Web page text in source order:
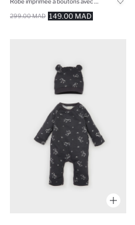
149.00 MAD
299.00 MAD